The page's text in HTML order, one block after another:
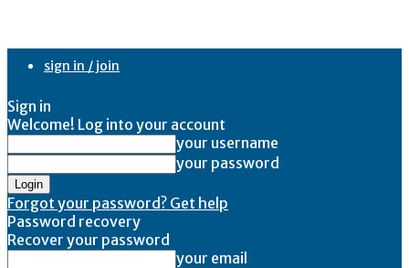
sign in / join
Sign in
Welcome! Log into your account
your username
your password
Forgot your password? Get help
Password recovery
Recover your password
your email